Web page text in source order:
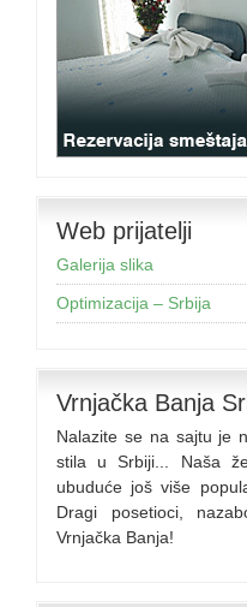
Web prijatelji
Galerija slika
Optimizacija – Srbija
Vrnjačka Banja
Nalazite se na sajtu je
stila u Srbiji... Naša
ubuduće još više
Dragi posetioci,
Vrnjačka Banja!